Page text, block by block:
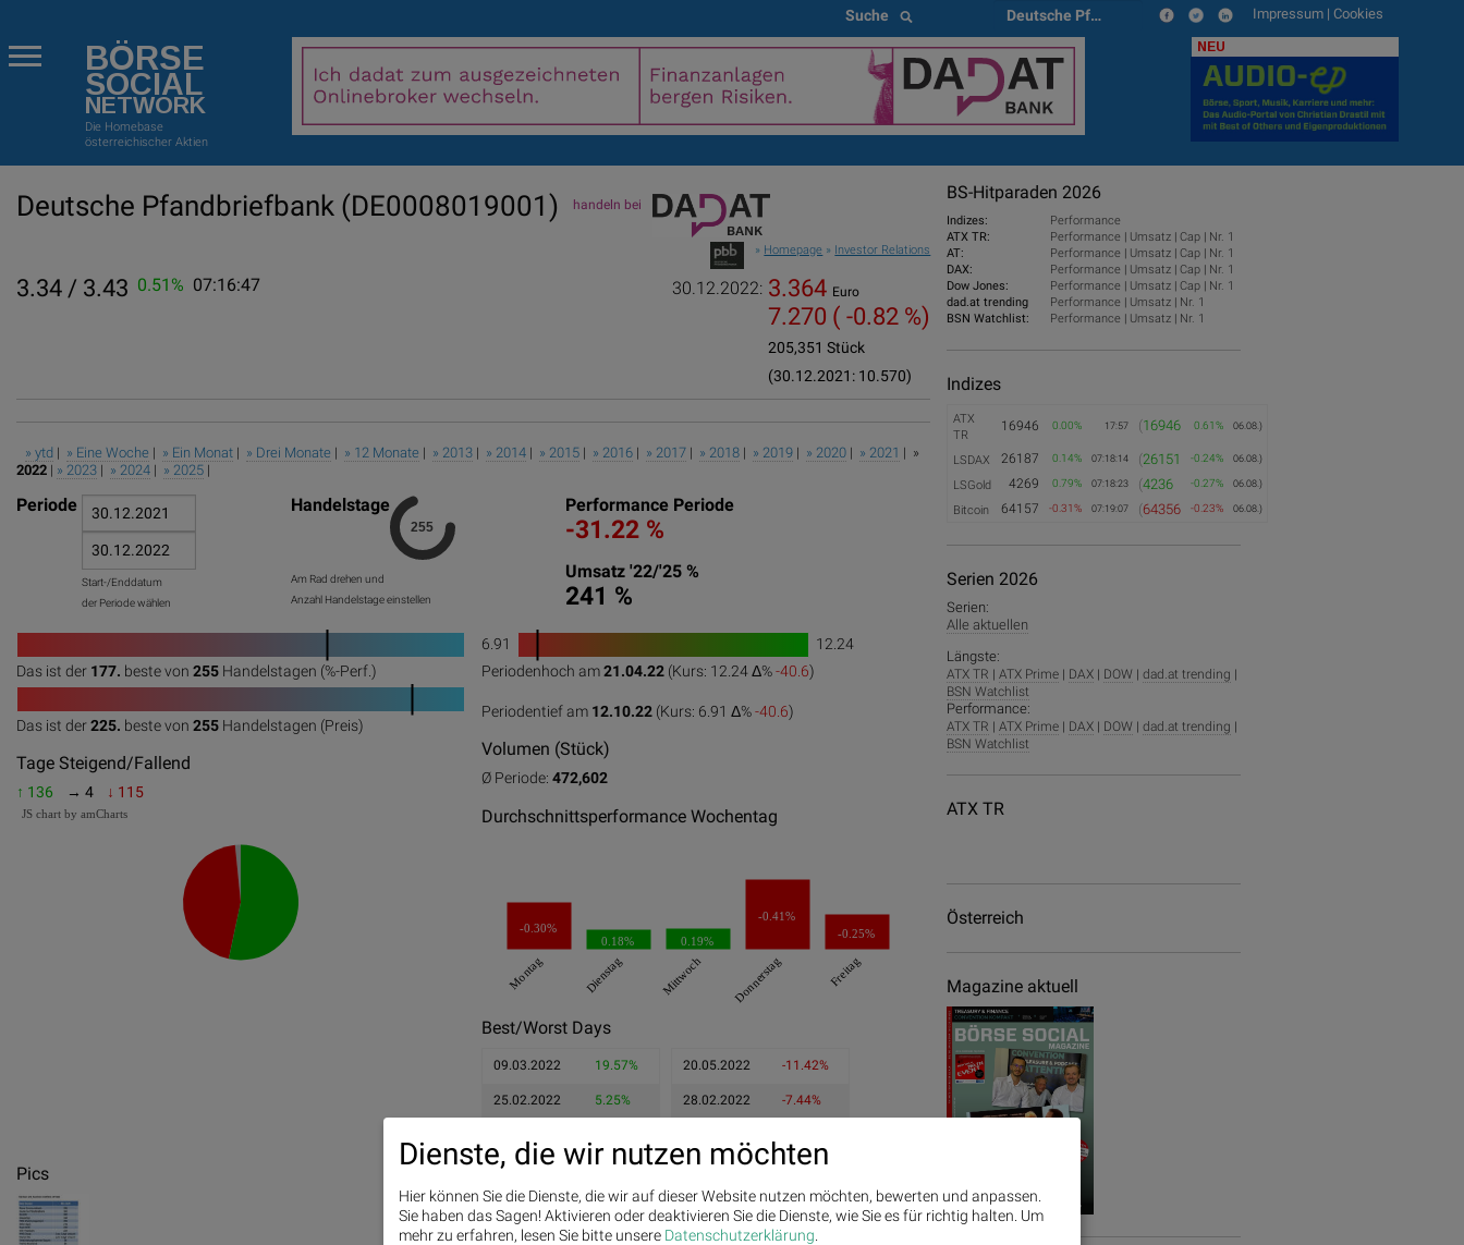
Suche Deutsche Pfandbriefbank Impressum | Cookies
BÖRSE
SOCIAL
NETWORK
Die Homebase
österreichischer Aktien
NEU
Deutsche Pfandbriefbank (DE0008019001) handeln bei
» Homepage » Investor Relations
30.12.2022: 3.364 Euro
7.270 ( -0.82 %)
205,351 Stück
(30.12.2021: 10.570)
3.34 / 3.43 0.51% 07:16:47
» ytd | » Eine Woche | » Ein Monat | » Drei Monate | » 12 Monate | » 2013 | » 2014 | » 2015 | » 2016 | » 2017 | » 2018 | » 2019 | » 2020 | » 2021 | »
2022 | » 2023 | » 2024 | » 2025 |
Periode
Start-/Enddatum
der Periode wählen
Handelstage
Am Rad drehen und
Anzahl Handelstage einstellen
Performance Periode
-31.22 %
Umsatz '22/'25 %
241 %
80
Das ist der 177. beste von 255 Handelstagen (%-Perf.)
Das ist der225. beste von 255 Handelstagen (Preis)
Tage Steigend/Fallend
↑ 136 → 4 ↓ 115
JS chart by amCharts
6.91
1
50 100
12.24
Periodenhoch am21.04.22 (Kurs: 12.24 Δ%-40.6)
Periodentief am 12.10.22 (Kurs: 6.91 Δ%-40.6)
Volumen (Stück)
Ø Periode:472,602
Durchschnittsperformance Wochentag
-0.30%
0.18%
0.19%
-0.41%
-0.25%
Montag Dienstag Mittwoch Donnerstag Freitag
Best/Worst Days
09.03.2022 19.57%
25.02.2022 5.25%
20.05.2022 -11.42%
28.02.2022 -7.44%
Pics
BS-Hitparaden 2026
Indizes:
Performance
ATX TR:
Performance | Umsatz |Cap | Nr. 1
AT:
Performance | Umsatz |Cap | Nr. 1
DAX:
Performance | Umsatz |Cap | Nr. 1
Dow Jones:
Performance | Umsatz |Cap | Nr. 1
dad.at trending
Performance | Umsatz | Nr. 1
BSN Watchlist:
Performance | Umsatz | Nr. 1
Indizes
ATX
TR
16946 0.00% 17:57 (16946 0.61% 06.08.)
LSDAX 26187 0.14% 07:18:14 (26151 -0.24% 06.08.)
LSGold 4269 0.79% 07:18:23 (4236 -0.27% 06.08.)
Bitcoin 64157 -0.31% 07:19:07 (64356 -0.23% 06.08.)
Serien 2026
Serien:
Alle aktuellen
Längste:
ATX TR |ATX Prime | DAX | DOW |dad.at trending |
BSN Watchlist
Performance:
ATX TR |ATX Prime | DAX | DOW |dad.at trending |
BSN Watchlist
ATX TR
Österreich
Magazine aktuell
Dienste, die wir nutzen möchten
Hier können Sie die Dienste, die wir auf dieser Website nutzen möchten, bewerten und anpassen.
Sie haben das Sagen! Aktivieren oder deaktivieren Sie die Dienste, wie Sie es für richtig halten. Um
mehr zu erfahren, lesen Sie bitte unsere Datenschutzerklärung